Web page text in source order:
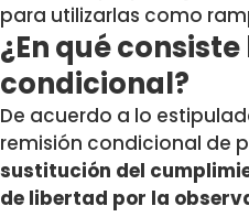
para utilizarlas como
¿En qué
condicional?
De acuerdo a lo
remisión condicional de
sustitución del
de libertad por la